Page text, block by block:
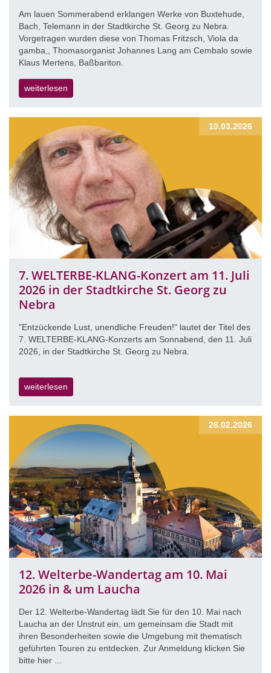
Am lauen Sommerabend erklangen Werke von Buxtehude,
Bach, Telemann in der Stadtkirche St. Georg zu Nebra.
Vorgetragen wurden diese von Thomas Fritzsch, Viola da
gamba,, Thomasorganist Johannes Lang am Cembalo sowie
Klaus Mertens, Baßbariton.
weiterlesen
7. WELTERBE-KLANG-Konzert am 11. Juli
2026 in der Stadtkirche St. Georg zu
Nebra
"Entzückende Lust, unendliche Freuden!" lautet der Titel des
7. WELTERBE-KLANG-Konzerts am Sonnabend, den 11. Juli
2026, in der Stadtkirche St. Georg zu Nebra.
weiterlesen
10.03.2026
12. Welterbe-Wandertag am 10. Mai
2026 in & um Laucha
Der 12. Welterbe-Wandertag lädt Sie für den 10. Mai nach
Laucha an der Unstrut ein, um gemeinsam die Stadt mit
ihren Besonderheiten sowie die Umgebung mit thematisch
geführten Touren zu entdecken. Zur Anmeldung klicken Sie
bitte hier ...
26.02.2026